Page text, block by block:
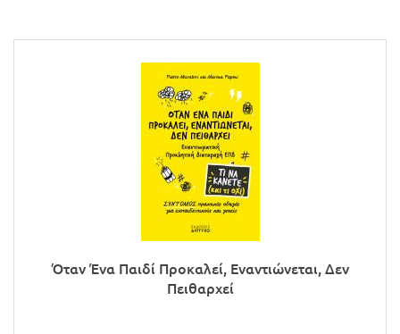
Όταν Ένα Παιδί Προκαλεί, Εναντιώνεται, Δεν
Πειθαρχεί